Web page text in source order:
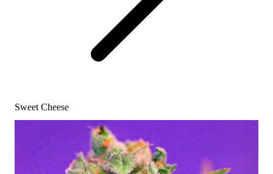
Sweet Cheese